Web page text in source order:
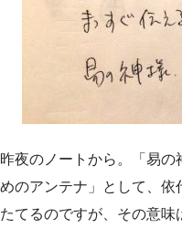
昨夜のノートから。「易の
めのアンテナ」として、依
たてるのですが、その意味